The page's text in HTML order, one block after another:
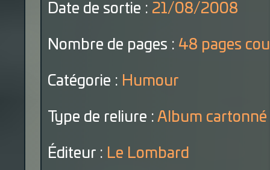
Date de sortie : 21/08/2008
Nombre de pages : 48 pages
Catégorie : Humour
Type de reliure : Album cartonné
Éditeur : Le Lombard